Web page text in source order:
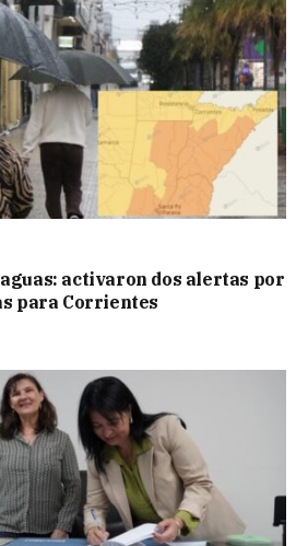
activaron dos alertas por
para Corrientes